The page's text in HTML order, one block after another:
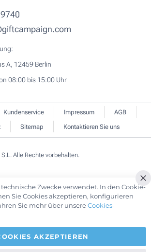
A, 12459 Berlin
08:00 bis 15:00 Uhr
Kundenservice Impressum
AGB
Sitemap Kontaktieren Sie uns
Alle Rechte vorbehalten.
Zwecke verwendet. In den Cookie-
Sie Cookies akzeptieren, konfigurieren
Sie mehr über unsereCookies-
AKZEPTIEREN